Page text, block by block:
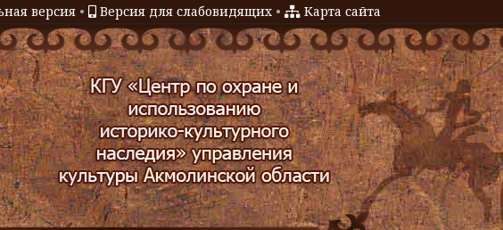
версия • Версия для слабовидящих • Карта сайта